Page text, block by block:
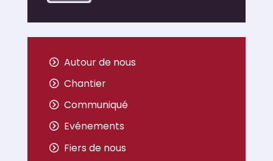
Autour de nous
Chantier
Communiqué
Evénements
Fiers de nous